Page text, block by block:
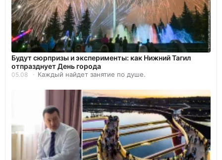
Будут сюрпризы и эксперименты: как Нижний Тагил
отпразднует День города
05.08 Каждый найдет занятие по душе.